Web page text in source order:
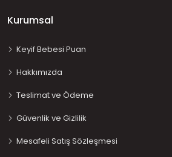
Kurumsal
Keyif Bebesi Puan
Hakkımızda
Teslimat ve Ödeme
Güvenlik ve Gizlilik
Mesafeli Satış Sözleşmesi